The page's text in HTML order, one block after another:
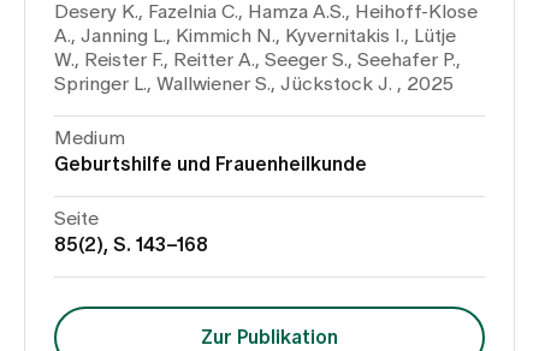
Kontakt
Babygalerie
Blog
Medien
Publikationen
Desery K., Fazelnia C., Hamza A.S., Heihoff-Klose
A., Janning L., Kimmich N., Kyvernitakis I., Lütje
W., Reister F., Reitter A., Seeger S., Seehafer P.,
Springer L., Wallwiener S., Jückstock J. , 2025
Medium
Geburtshilfe und Frauenheilkunde
Seite
85(2), S. 143–168
Zur Publikation